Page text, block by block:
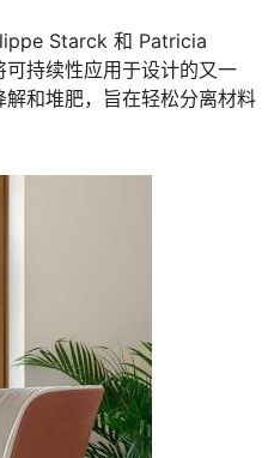
Starck 和 Patricia
持续性应用于设计的又一
和堆肥，旨在轻松分离材料